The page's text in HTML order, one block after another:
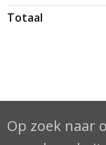
Totaal
Op zoek naar